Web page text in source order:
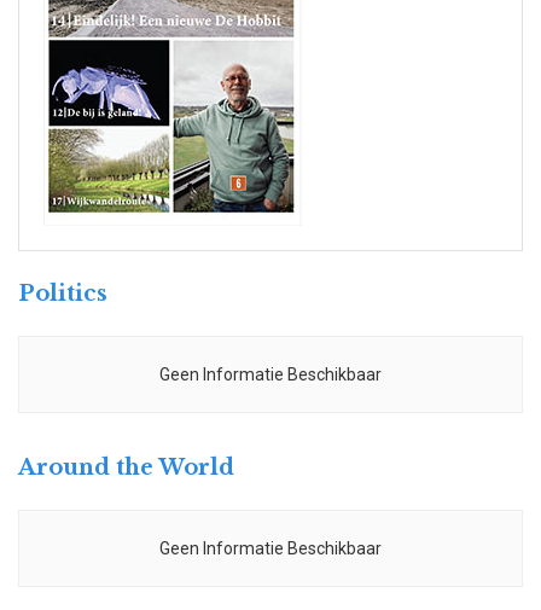
Politics
Geen Informatie Beschikbaar
Around the World
Geen Informatie Beschikbaar